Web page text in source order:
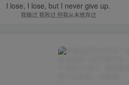
I lose, I lose, but I never give up.
我输过,我败过,但我从未放弃过